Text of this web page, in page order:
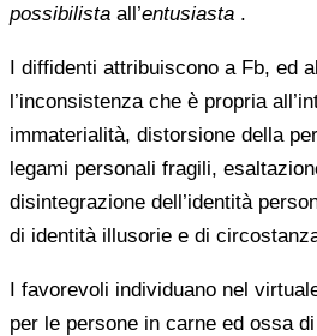
possibilista all’entusiasta .
I diffidenti attribuiscono a Fb, ed
l’inconsistenza che è propria
immaterialità, distorsione della
legami personali fragili,
disintegrazione dell’identità
di identità illusorie e di
I favorevoli individuano nel
per le persone in carne ed ossa